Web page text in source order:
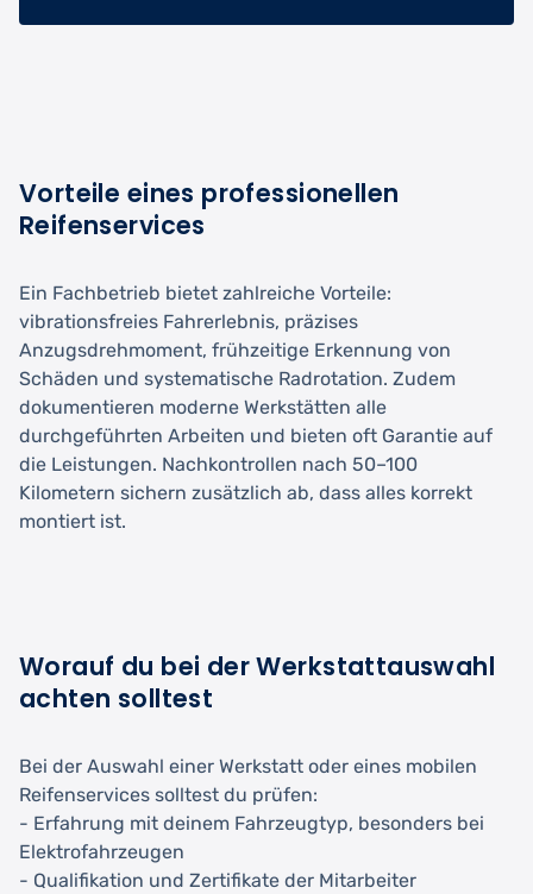
Vorteile eines professionellen
Reifenservices
Ein Fachbetrieb bietet zahlreiche Vorteile:
vibrationsfreies Fahrerlebnis, präzises
Anzugsdrehmoment, frühzeitige Erkennung von
Schäden und systematische Radrotation. Zudem
dokumentieren moderne Werkstätten alle
durchgeführten Arbeiten und bieten oft Garantie auf
die Leistungen. Nachkontrollen nach 50–100
Kilometern sichern zusätzlich ab, dass alles korrekt
montiert ist.
Worauf du bei der Werkstattauswahl
achten solltest
Bei der Auswahl einer Werkstatt oder eines mobilen
Reifenservices solltest du prüfen:
- Erfahrung mit deinem Fahrzeugtyp, besonders bei
Elektrofahrzeugen
- Qualifikation und Zertifikate der Mitarbeiter